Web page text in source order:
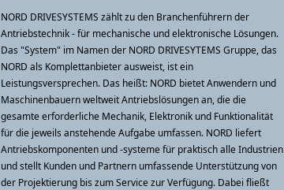
NORD DRIVESYSTEMS zählt zu den Branchenführern der
Antriebstechnik - für mechanische und elektronische Lösungen.
Das "System" im Namen der NORD DRIVESYTEMS Gruppe, das
NORD als Komplettanbieter ausweist, ist ein
Leistungsversprechen. Das heißt: NORD bietet Anwendern und
Maschinenbauern weltweit Antriebslösungen an, die die
gesamte erforderliche Mechanik, Elektronik und Funktionalität
für die jeweils anstehende Aufgabe umfassen. NORD liefert
Antriebskomponenten und -systeme für praktisch alle Industrien
und stellt Kunden und Partnern umfassende Unterstützung von
der Projektierung bis zum Service zur Verfügung. Dabei fließt